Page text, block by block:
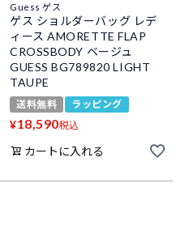
Guess ゲス
ゲス ショルダーバッグ レデ
ィース AMORETTE FLAP
CROSSBODY ベージュ
GUESS BG789820 LIGHT
TAUPE
送料無料 ラッピング
¥18,590税込
カートに入れる